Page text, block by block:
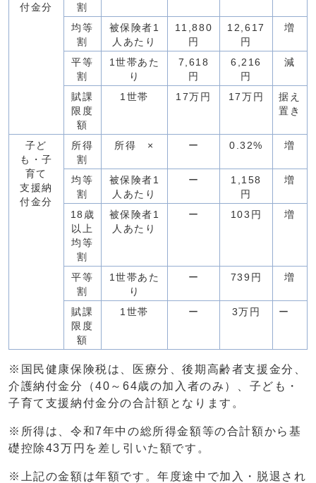
付金分
割
均等
割
被保険者1
人あたり
11,880
円
12,617
円
増
平等
割
1世帯あた
り
7,618
円
6,216
円
減
賦課
限度
額
1世帯 17万円 17万円
据え
置き
子ど
も・子
育て
支援納
付金分
所得
割
所得 × ー 0.32% 増
均等
割
被保険者1
人あたり
ー
1,158
円
増
18歳
以上
均等
割
被保険者1
人あたり
ー 103円 増
平等
割
1世帯あた
り
ー 739円 増
賦課
限度
額
1世帯 ー 3万円 ー
※国民健康保険税は、医療分、後期高齢者支援金分、
介護納付金分（40～64歳の加入者のみ）、子ども・
子育て支援納付金分の合計額となります。
※所得は、令和7年中の総所得金額等の合計額から基
礎控除43万円を差し引いた額です。
※上記の金額は年額です。年度途中で加入・脱退され